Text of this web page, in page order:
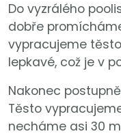
Do vyzrálého
dobře
vypracujeme
lepkavé, což je v
Nakonec
Těsto
necháme asi 30